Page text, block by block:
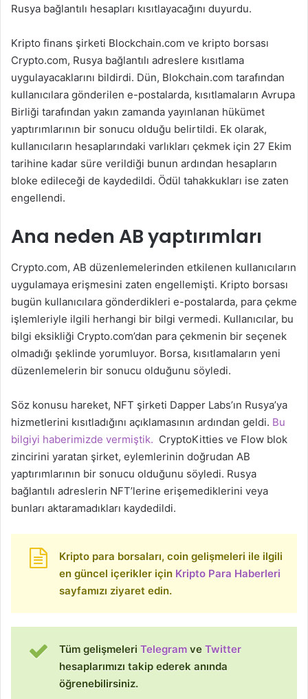
Rusya bağlantılı hesapları kısıtlayacağını duyurdu.
Kripto finans şirketi Blockchain.com ve kripto borsası
Crypto.com, Rusya bağlantılı adreslere kısıtlama
uygulayacaklarını bildirdi. Dün, Blokchain.com tarafından
kullanıcılara gönderilen e-postalarda, kısıtlamaların Avrupa
Birliği tarafından yakın zamanda yayınlanan hükümet
yaptırımlarının bir sonucu olduğu belirtildi. Ek olarak,
kullanıcıların hesaplarındaki varlıkları çekmek için 27 Ekim
tarihine kadar süre verildiği bunun ardından hesapların
bloke edileceği de kaydedildi. Ödül tahakkukları ise zaten
engellendi.
Ana neden AB yaptırımları
Crypto.com, AB düzenlemelerinden etkilenen kullanıcıların
uygulamaya erişmesini zaten engellemişti. Kripto borsası
bugün kullanıcılara gönderdikleri e-postalarda, para çekme
işlemleriyle ilgili herhangi bir bilgi vermedi. Kullanıcılar, bu
bilgi eksikliği Crypto.com’dan para çekmenin bir seçenek
olmadığı şeklinde yorumluyor. Borsa, kısıtlamaların yeni
düzenlemelerin bir sonucu olduğunu söyledi.
Söz konusu hareket, NFT şirketi Dapper Labs’ın Rusya’ya
hizmetlerini kısıtladığını açıklamasının ardından geldi. Bu
bilgiyi haberimizde vermiştik. CryptoKitties ve Flow blok
zincirini yaratan şirket, eylemlerinin doğrudan AB
yaptırımlarının bir sonucu olduğunu söyledi. Rusya
bağlantılı adreslerin NFT’lerine erişemediklerini veya
bunları aktaramadıkları kaydedildi.
Kripto para borsaları, coin gelişmeleri ile ilgili
en güncel içerikler için Kripto Para Haberleri
sayfamızı ziyaret edin.
Tüm gelişmeleri Telegram ve Twitter
hesaplarımızı takip ederek anında
öğrenebilirsiniz.